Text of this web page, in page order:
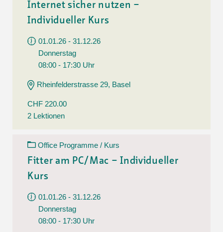
Internet sicher nutzen –
Individueller Kurs
01.01.26 - 31.12.26
Donnerstag
08:00 - 17:30 Uhr
Rheinfelderstrasse 29, Basel
CHF 220.00
2 Lektionen
Office Programme / Kurs
Fitter am PC/Mac – Individueller
Kurs
01.01.26 - 31.12.26
Donnerstag
08:00 - 17:30 Uhr